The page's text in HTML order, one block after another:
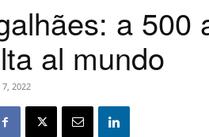
a 500
al mundo
2022